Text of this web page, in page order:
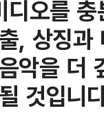
오를
, 상징
악을 더
것입니